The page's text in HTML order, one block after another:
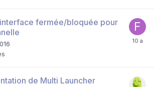
fermée/bloquée pour
de Multi Launcher